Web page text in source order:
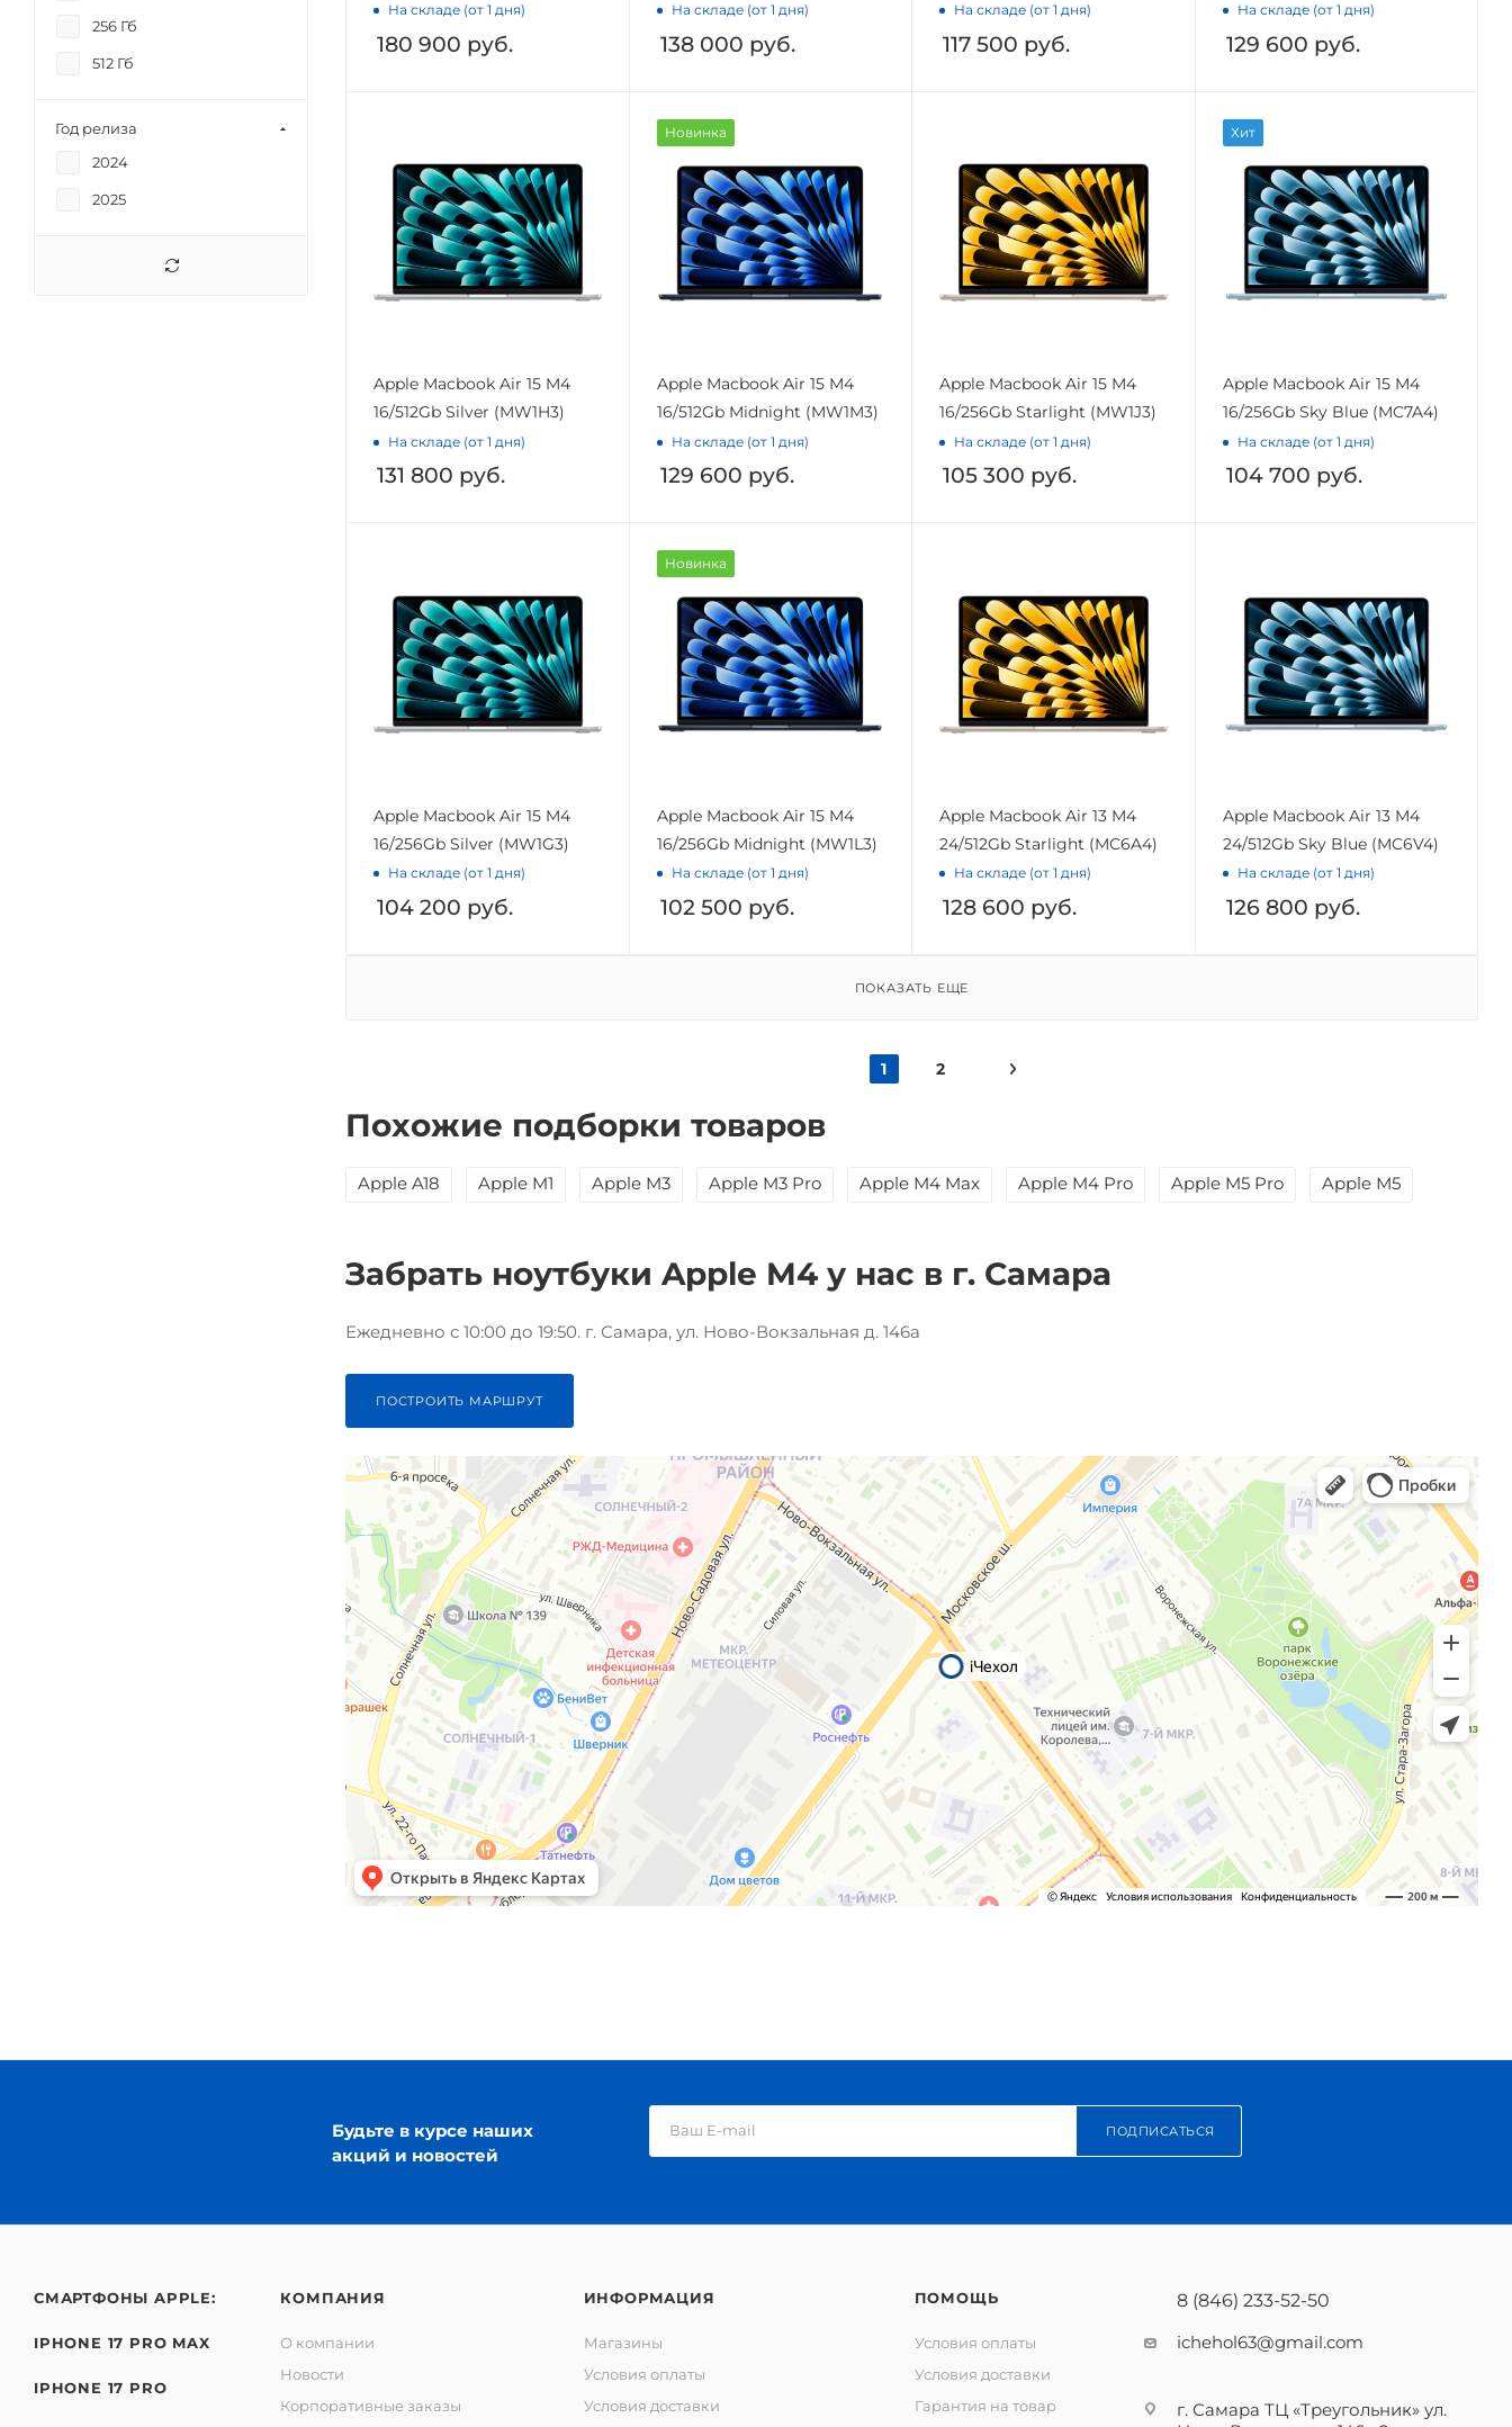
На складе (от 1 дня)
180 900 руб.
На складе (от 1 дня)
138 000 руб.
На складе (от 1 дня)
117 500 руб.
На складе (от 1 дня)
129 600 руб.
Apple Macbook Air 15 M4
16/512Gb Silver (MW1H3)
На складе (от 1 дня)
131 800 руб.
Новинка
Apple Macbook Air 15 M4
16/512Gb Midnight (MW1M3)
На складе (от 1 дня)
129 600 руб.
Apple Macbook Air 15 M4
16/256Gb Starlight (MW1J3)
На складе (от 1 дня)
105 300 руб.
Хит
Apple Macbook Air 15 M4
16/256Gb Sky Blue (MC7A4)
На складе (от 1 дня)
104 700 руб.
Apple Macbook Air 15 M4
16/256Gb Silver (MW1G3)
На складе (от 1 дня)
104 200 руб.
Новинка
Apple Macbook Air 15 M4
16/256Gb Midnight (MW1L3)
На складе (от 1 дня)
102 500 руб.
Apple Macbook Air 13 M4
24/512Gb Starlight (MC6A4)
На складе (от 1 дня)
128 600 руб.
Apple Macbook Air 13 M4
24/512Gb Sky Blue (MC6V4)
На складе (от 1 дня)
126 800 руб.
ПОКАЗАТЬ ЕЩЕ
1 2
Похожие подборки товаров
Apple A18 Apple M1 Apple M3 Apple M3 Pro Apple M4 Max Apple M4 Pro Apple M5 Pro Apple М5
Забрать ноутбуки Apple M4 у нас в г. Самара
Ежедневно с 10:00 до 19:50. г. Самара, ул. Ново-Вокзальная д. 146а
ПОСТРОИТЬ МАРШРУТ
256 Гб
512 Гб
Год релиза
2024
2025
Будьте в курсе наших
акций и новостей
ПОДПИСАТЬСЯ
СМАРТФОНЫ APPLE:
IPHONE 17 PRO MAX
IPHONE 17 PRO
КОМПАНИЯ
О компании
Новости
Корпоративные заказы
ИНФОРМАЦИЯ
Магазины
Условия оплаты
Условия доставки
ПОМОЩЬ
Условия оплаты
Условия доставки
Гарантия на товар
8 (846) 233-52-50
ichehol63@gmail.com
г. Самара ТЦ «Треугольник» ул.